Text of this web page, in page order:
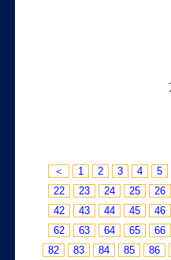
＜ 1 2 3 4
5
22
23 24 25
26
42
43 44 45
46
62
63 64 65
66
82
83 84 85
86